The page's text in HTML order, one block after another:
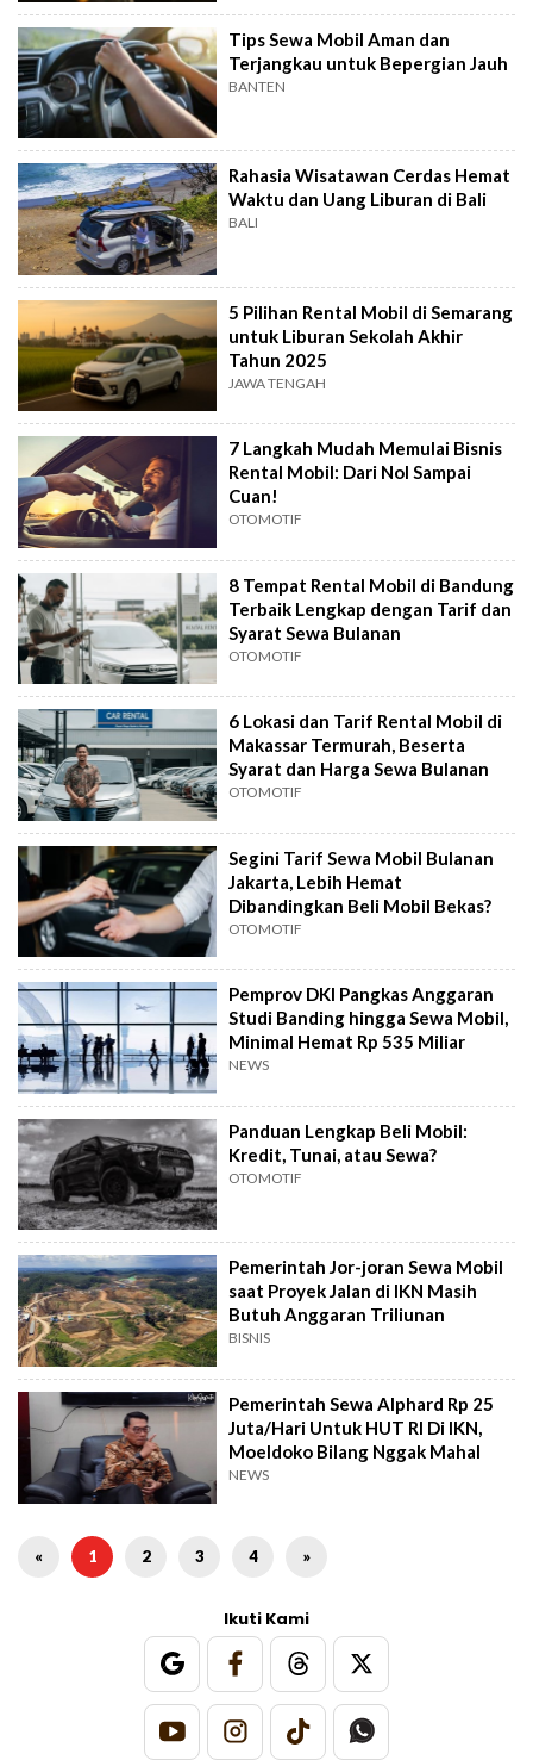
Tips Sewa Mobil Aman dan
Terjangkau untuk Bepergian Jauh
BANTEN
Rahasia Wisatawan Cerdas Hemat
Waktu dan Uang Liburan di Bali
BALI
5 Pilihan Rental Mobil di Semarang
untuk Liburan Sekolah Akhir
Tahun 2025
JAWA TENGAH
7 Langkah Mudah Memulai Bisnis
Rental Mobil: Dari Nol Sampai
Cuan!
OTOMOTIF
8 Tempat Rental Mobil di Bandung
Terbaik Lengkap dengan Tarif dan
Syarat Sewa Bulanan
OTOMOTIF
6 Lokasi dan Tarif Rental Mobil di
Makassar Termurah, Beserta
Syarat dan Harga Sewa Bulanan
OTOMOTIF
Segini Tarif Sewa Mobil Bulanan
Jakarta, Lebih Hemat
Dibandingkan Beli Mobil Bekas?
OTOMOTIF
Pemprov DKI Pangkas Anggaran
Studi Banding hingga Sewa Mobil,
Minimal Hemat Rp 535 Miliar
NEWS
Panduan Lengkap Beli Mobil:
Kredit, Tunai, atau Sewa?
OTOMOTIF
Pemerintah Jor-joran Sewa Mobil
saat Proyek Jalan di IKN Masih
Butuh Anggaran Triliunan
BISNIS
Pemerintah Sewa Alphard Rp 25
Juta/Hari Untuk HUT RI Di IKN,
Moeldoko Bilang Nggak Mahal
NEWS
« 1 2 3 4 »
Ikuti Kami